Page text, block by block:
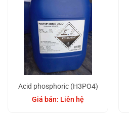
Acid phosphoric (H3PO4)
Giá bán: Liên hệ